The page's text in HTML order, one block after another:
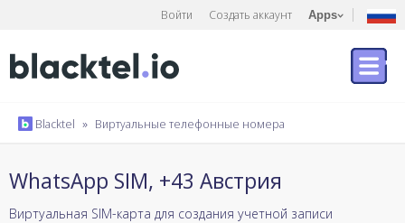
Войти Создать аккаунт Apps
Blacktel » Виртуальные телефонные номера
WhatsApp SIM, +43 Австрия
Виртуальная SIM-карта для создания учетной записи